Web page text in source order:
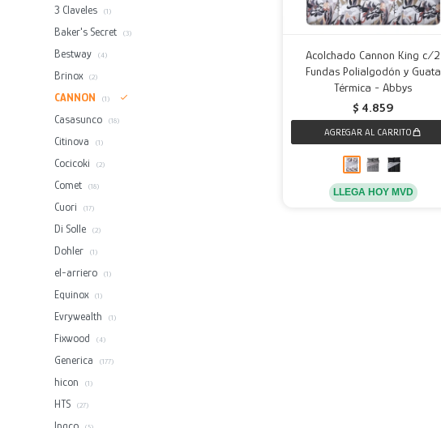
Acolchado Cannon King c/2
Fundas Polialgodón y Guata
Térmica - Abbys
$ 4.859
LLEGA HOY MVD
3 Claveles (1)
Baker's Secret (3)
Bestway (4)
Brinox (2)
CANNON (1)
Casasunco (18)
Citinova (1)
Cocicoki (2)
Comet (18)
Cuori (17)
Di Solle (2)
Dohler (1)
el-arriero (1)
Equinox (1)
Evrywealth (1)
Fixwood (4)
Generica (177)
hicon (1)
HTS (27)
Ingco